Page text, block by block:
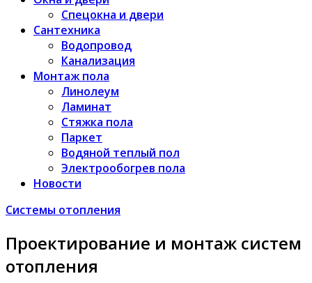
Спецокна и двери
Сантехника
Водопровод
Канализация
Монтаж пола
Линолеум
Ламинат
Стяжка пола
Паркет
Водяной теплый пол
Электрообогрев пола
Новости
Системы отопления
Проектирование и монтаж систем
отопления